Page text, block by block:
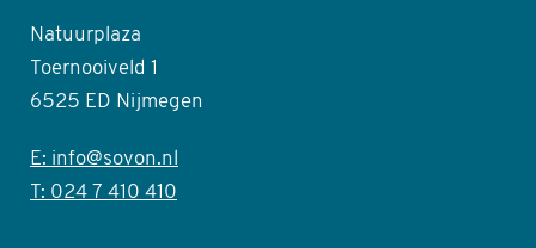
Natuurplaza
Toernooiveld 1
6525 ED Nijmegen
E: info@sovon.nl
T: 024 7 410 410